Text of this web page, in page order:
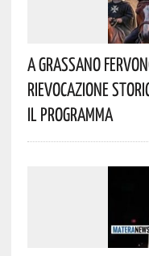
A Grassano
Rievocazione
Il Programma